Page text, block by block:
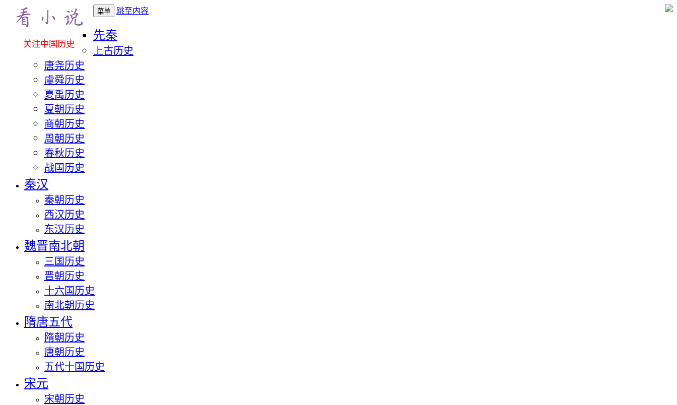
关注中国历史
菜单 跳至内容
先秦
上古历史
唐尧历史
虞舜历史
夏禹历史
夏朝历史
商朝历史
周朝历史
春秋历史
战国历史
秦汉
秦朝历史
西汉历史
东汉历史
魏晋南北朝
三国历史
晋朝历史
十六国历史
南北朝历史
隋唐五代
隋朝历史
唐朝历史
五代十国历史
宋元
宋朝历史